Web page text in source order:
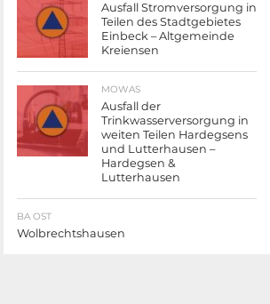
Ausfall Stromversorgung in
Teilen des Stadtgebietes
Einbeck – Altgemeinde
Kreiensen
MOWAS
Ausfall der
Trinkwasserversorgung in
weiten Teilen Hardegsens
und Lutterhausen –
Hardegsen &
Lutterhausen
BA OST
Wolbrechtshausen